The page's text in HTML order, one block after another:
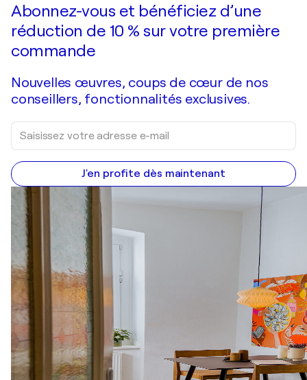
Abonnez-vous et bénéficiez d’une
réduction de 10 % sur votre première
commande
Nouvelles œuvres, coups de cœur de nos
conseillers, fonctionnalités exclusives.
J'en profite dès maintenant